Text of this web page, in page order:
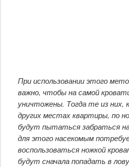
При использовании этого
важно, чтобы на самой
уничтожены. Тогда те из них,
других местах квартиры, по
будут пытаться забраться
для этого насекомым
воспользоваться ножкой
будут сначала попадать в